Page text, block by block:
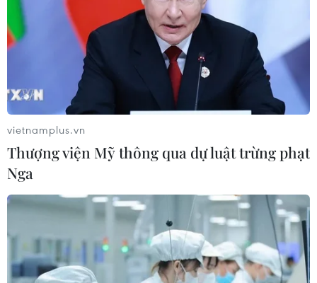
1/1/2023 và được thực hiện trong 5 năm.
Phát triển Buôn Ma Thuột xứng tầm trung
vietnamplus.vn
Thượng viện Mỹ thông qua dự luật trừng phạt
Nga